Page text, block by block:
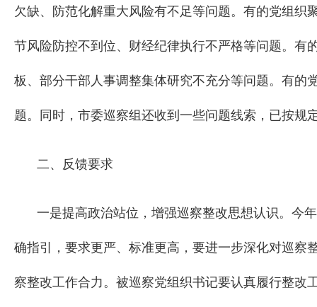
欠缺、防范化解重大风险有不足等问题。有的党组织
节风险防控不到位、财经纪律执行不严格等问题。有
板、部分干部人事调整集体研究不充分等问题。有的
题。同时，市委巡察组还收到一些问题线索，已按规
二、反馈要求
一是提高政治站位，增强巡察整改思想认识。今
确指引，要求更严、标准更高，要进一步深化对巡察
察整改工作合力。被巡察党组织书记要认真履行整改